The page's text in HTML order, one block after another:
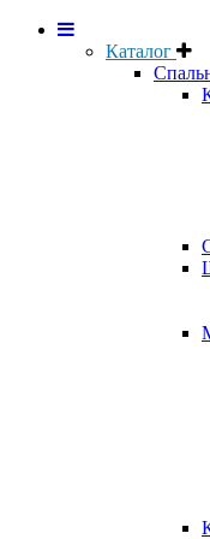
Каталог